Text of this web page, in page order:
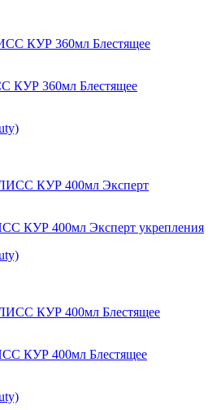
КУР 360мл Блестящее
КУР 400мл Эксперт укрепления
КУР 400мл Блестящее